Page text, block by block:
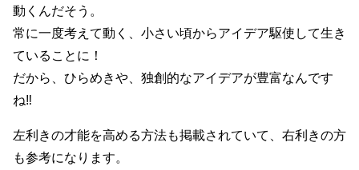
動くんだそう。
常に一度考えて動く、小さい頃からアイデア駆使して生き
ていることに！
だから、ひらめきや、独創的なアイデアが豊富なんです
ね‼
左利きの才能を高める方法も掲載されていて、右利きの方
も参考になります。